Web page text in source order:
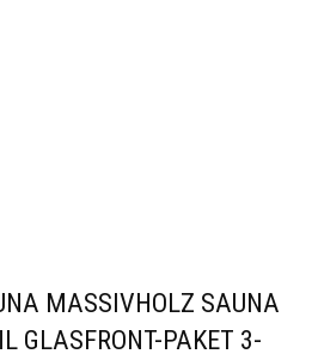
MASSIVHOLZ SAUNA
GLASFRONT-PAKET 3-